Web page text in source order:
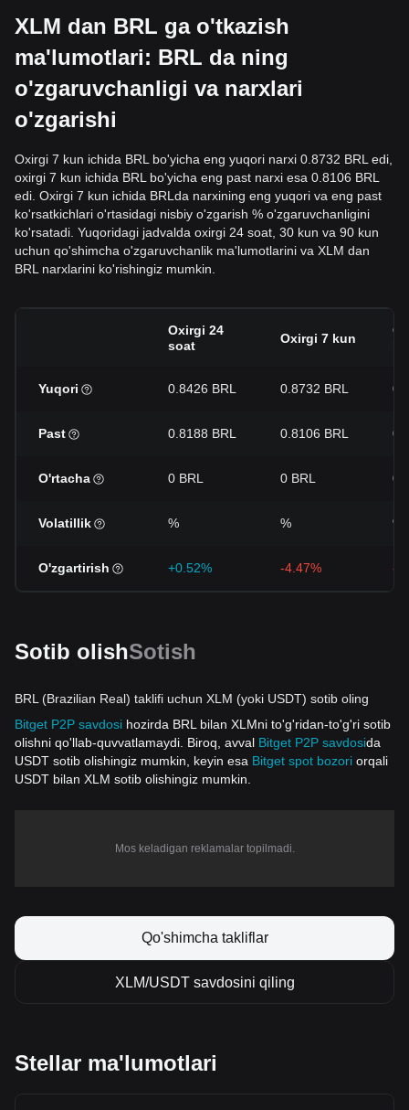
XLM dan BRL ga o'tkazish
ma'lumotlari: BRL da ning
o'zgaruvchanligi va narxlari
o'zgarishi
Oxirgi 7 kun ichida BRL bo'yicha eng yuqori narxi 0.8732 BRL edi,
oxirgi 7 kun ichida BRL bo'yicha eng past narxi esa 0.8106 BRL
edi. Oxirgi 7 kun ichida BRLda narxining eng yuqori va eng past
ko'rsatkichlari o'rtasidagi nisbiy o'zgarish % o'zgaruvchanligini
ko'rsatadi. Yuqoridagi jadvalda oxirgi 24 soat, 30 kun va 90 kun
uchun qo'shimcha o'zgaruvchanlik ma'lumotlarini va XLM dan
BRL narxlarini ko'rishingiz mumkin.
Oxirgi 24
soat
Oxirgi 7 kun
Yuqori 0.8426 BRL 0.8732 BRL
Past 0.8188 BRL 0.8106 BRL
O'rtacha 0 BRL 0 BRL 0
Volatillik % % %
O'zgartirish +0.52% -4.47% -
Sotib olishSotish
BRL (Brazilian Real) taklifi uchun XLM (yoki USDT) sotib oling
Bitget P2P savdosi hozirda BRL bilan XLMni to'g'ridan-to'g'ri sotib
olishni qo'llab-quvvatlamaydi. Biroq, avval Bitget P2P savdosida
USDT sotib olishingiz mumkin, keyin esa Bitget spot bozori orqali
USDT bilan XLM sotib olishingiz mumkin.
Mos keladigan reklamalar topilmadi.
Qo'shimcha takliflar
XLM/USDT savdosini qiling
Stellar ma'lumotlari